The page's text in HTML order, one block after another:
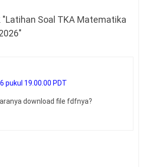
Soal TKA Matematika
pukul 19.00.00 PDT
download file fdfnya?